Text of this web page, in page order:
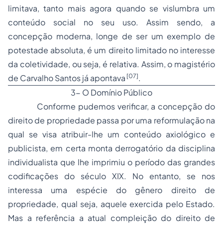
limitava, tanto mais agora quando se vislumbra um
conteúdo social no seu uso. Assim sendo, a
concepção moderna, longe de ser um exemplo de
potestade absoluta, é um direito limitado no interesse
da coletividade, ou seja, é relativa. Assim, o magistério
de Carvalho Santosjá apontava [07].
3- O Domínio Público
Conforme pudemos verificar, a concepção do
direito de propriedade passa por uma reformulação na
qual se visa atribuir-lhe um conteúdo axiológico e
publicista, em certa monta derrogatório da disciplina
individualista que lhe imprimiu o período das grandes
codificações do século XIX. No entanto, se nos
interessa uma espécie do gênero direito de
propriedade, qual seja, aquele exercida pelo Estado.
Mas a referência a atual compleição do direito de